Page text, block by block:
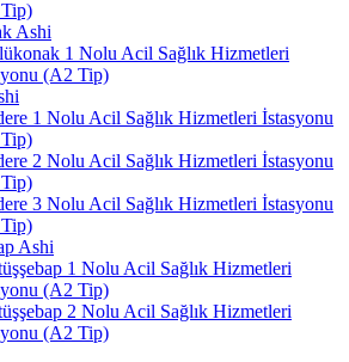
Ashi
1 Nolu Acil Sağlık Hizmetleri
(A2 Tip)
1 Nolu Acil Sağlık Hizmetleri İstasyonu
2 Nolu Acil Sağlık Hizmetleri İstasyonu
3 Nolu Acil Sağlık Hizmetleri İstasyonu
Ashi
1 Nolu Acil Sağlık Hizmetleri
(A2 Tip)
2 Nolu Acil Sağlık Hizmetleri
(A2 Tip)